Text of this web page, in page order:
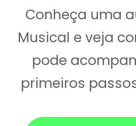
Conheça uma
Musical e veja
pode
primeiros